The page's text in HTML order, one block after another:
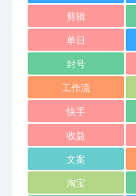
剪辑
单日
封号
工作流
快手
收益
文案
淘宝